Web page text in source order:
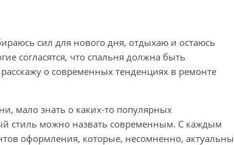
сил для нового дня, отдыхаю и остаюсь
согласятся, что спальня должна быть
о современных тенденциях в ремонте
мало знать о каких-то популярных
стиль можно назвать современным. С каждым
оформления, которые, несомненно, актуальны